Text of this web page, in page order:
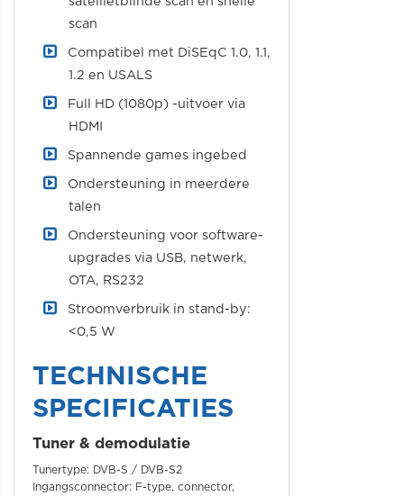
scan
Compatibel met DiSEqC 1.0, 1.1,
1.2 en USALS
Full HD (1080p) -uitvoer via
HDMI
Spannende games ingebed
Ondersteuning in meerdere
talen
Ondersteuning voor software-
upgrades via USB, netwerk,
OTA, RS232
Stroomverbruik in stand-by:
<0,5 W
TECHNISCHE
SPECIFICATIES
Tuner & demodulatie
Tunertype: DVB-S / DVB-S2
Ingangsconnector: F-type, connector,